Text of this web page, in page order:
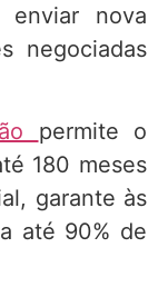
nova
negociadas
permite o
180 meses
garante às
até 90% de